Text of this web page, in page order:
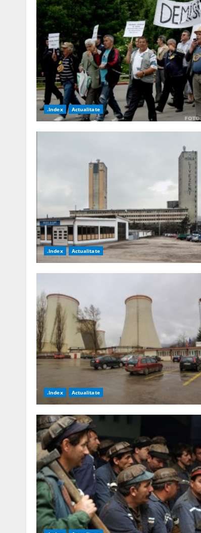
.Index Actualitate
.Index Actualitate
.Index Actualitate